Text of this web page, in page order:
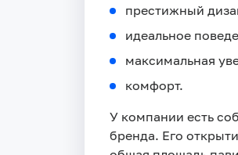
престижный
идеальное
максимальная
комфорт.
У компании есть
бренда. Его